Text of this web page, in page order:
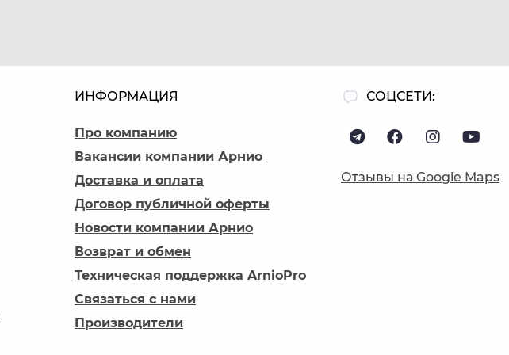
ИНФОРМАЦИЯ
Про компанию
Вакансии компании Арнио
Доставка и оплата
Договор публичной оферты
Новости компании Арнио
Возврат и обмен
Техническая поддержка ArnioPro
Связаться с нами
Производители
СОЦСЕТИ:
Отзывы на Google Maps